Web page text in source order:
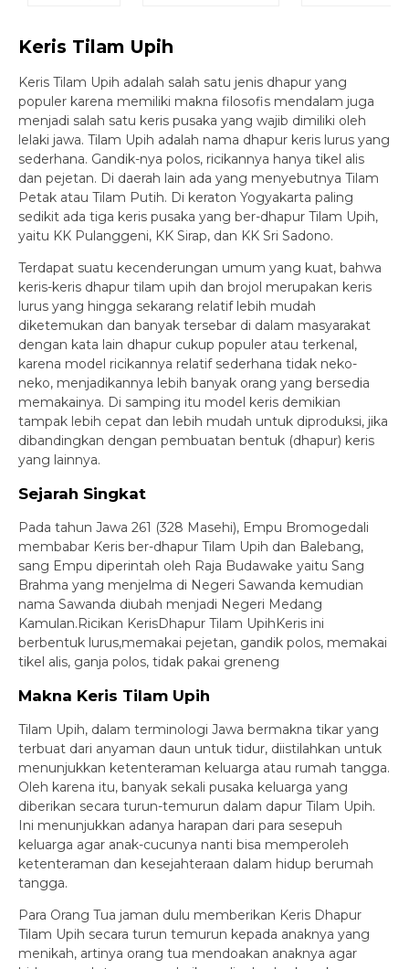
Keris Tilam Upih
Keris Tilam Upih adalah salah satu jenis dhapur yang
populer karena memiliki makna filosofis mendalam juga
menjadi salah satu keris pusaka yang wajib dimiliki oleh
lelaki jawa. Tilam Upih adalah nama dhapur keris lurus yang
sederhana. Gandik-nya polos, ricikannya hanya tikel alis
dan pejetan. Di daerah lain ada yang menyebutnya Tilam
Petak atau Tilam Putih. Di keraton Yogyakarta paling
sedikit ada tiga keris pusaka yang ber-dhapur Tilam Upih,
yaitu KK Pulanggeni, KK Sirap, dan KK Sri Sadono.
Terdapat suatu kecenderungan umum yang kuat, bahwa
keris-keris dhapur tilam upih dan brojol merupakan keris
lurus yang hingga sekarang relatif lebih mudah
diketemukan dan banyak tersebar di dalam masyarakat
dengan kata lain dhapur cukup populer atau terkenal,
karena model ricikannya relatif sederhana tidak neko-
neko, menjadikannya lebih banyak orang yang bersedia
memakainya. Di samping itu model keris demikian
tampak lebih cepat dan lebih mudah untuk diproduksi, jika
dibandingkan dengan pembuatan bentuk (dhapur) keris
yang lainnya.
Sejarah Singkat
Pada tahun Jawa 261 (328 Masehi), Empu Bromogedali
membabar Keris ber-dhapur Tilam Upih dan Balebang,
sang Empu diperintah oleh Raja Budawake yaitu Sang
Brahma yang menjelma di Negeri Sawanda kemudian
nama Sawanda diubah menjadi Negeri Medang
Kamulan.Ricikan KerisDhapur Tilam UpihKeris ini
berbentuk lurus,memakai pejetan, gandik polos, memakai
tikel alis, ganja polos, tidak pakai greneng
Makna Keris Tilam Upih
Tilam Upih, dalam terminologi Jawa bermakna tikar yang
terbuat dari anyaman daun untuk tidur, diistilahkan untuk
menunjukkan ketenteraman keluarga atau rumah tangga.
Oleh karena itu, banyak sekali pusaka keluarga yang
diberikan secara turun-temurun dalam dapur Tilam Upih.
Ini menunjukkan adanya harapan dari para sesepuh
keluarga agar anak-cucunya nanti bisa memperoleh
ketenteraman dan kesejahteraan dalam hidup berumah
tangga.
Para Orang Tua jaman dulu memberikan Keris Dhapur
Tilam Upih secara turun temurun kepada anaknya yang
menikah, artinya orang tua mendoakan anaknya agar